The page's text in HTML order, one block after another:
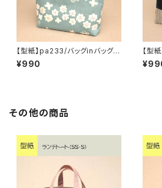
【型紙】pa233/バッグinバッグ
【6】
¥990
【型
その他の商品